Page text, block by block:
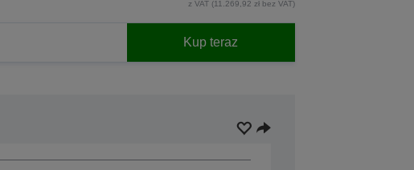
z VAT (11.269,92 zł bez VAT)
Kup teraz